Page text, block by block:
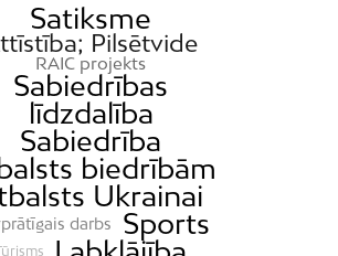
Satiksme
Pilsētvide
RAIC projekts
Sabiedrības
līdzdalība
Sabiedrība
biedrībām
Ukrainai
darbs Sports